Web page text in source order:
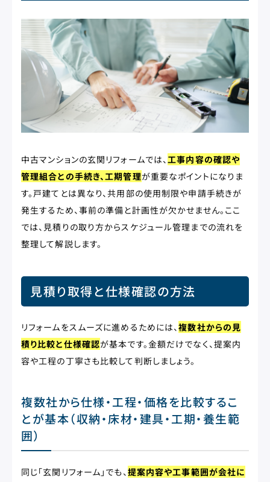
中古マンションの玄関リフォームでは、工事内容の確認や
管理組合との手続き、工期管理が重要なポイントになりま
す。戸建てとは異なり、共用部の使用制限や申請手続きが
発生するため、事前の準備と計画性が欠かせません。ここ
では、見積りの取り方からスケジュール管理までの流れを
整理して解説します。
見積り取得と仕様確認の方法
リフォームをスムーズに進めるためには、複数社からの見
積り比較と仕様確認が基本です。金額だけでなく、提案内
容や工程の丁寧さも比較して判断しましょう。
複数社から仕様・工程・価格を比較するこ
とが基本（収納・床材・建具・工期・養生範
囲）
同じ「玄関リフォーム」でも、提案内容や工事範囲が会社に